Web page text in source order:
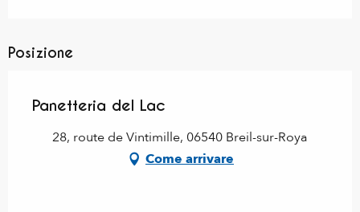
Posizione
Panetteria del Lac
28, route de Vintimille, 06540 Breil-sur-Roya
Come arrivare